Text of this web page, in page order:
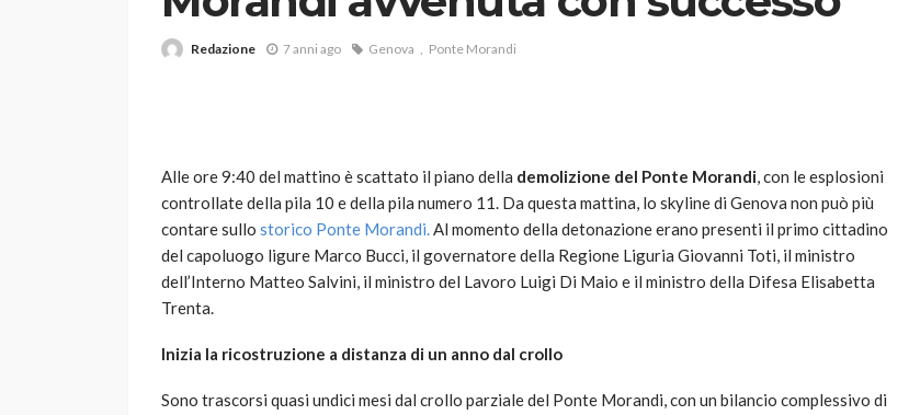
Redazione 7 anni ago Genova Ponte Morandi
Alle ore 9:40 del mattino è scattato il piano della demolizione del Ponte Morandi, con le esplosioni
controllate della pila 10 e della pila numero 11. Da questa mattina, lo skyline di Genova non può più
contare sullo storico Ponte Morandi.Al momento della detonazione erano presenti il primo cittadino
del capoluogo ligure Marco Bucci, il governatore della Regione Liguria Giovanni Toti, il ministro
dell’Interno Matteo Salvini, il ministro del Lavoro Luigi Di Maio e il ministro della Difesa Elisabetta
Trenta.
Inizia la ricostruzione a distanza di un anno dal crollo
Sono trascorsi quasi undici mesi dal crollo parziale del Ponte Morandi, con un bilancio complessivo di
VARIE
Robot tagliaerba: quale
god 1 anno ago
AUTO SPORT
MG alle Final 8 di Coppa
Davis: tennis mondiale e
passione per